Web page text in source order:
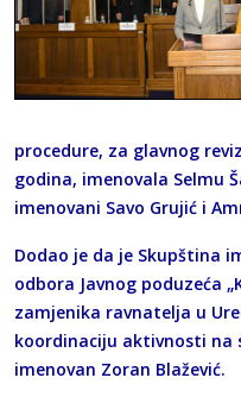
procedure, za glavnog
godina, imenovala Selmu
imenovani Savo Grujić i
Dodao je da je Skupština
odbora Javnog poduzeća
zamjenika ravnatelja u
koordinaciju aktivnosti na
imenovan Zoran Blažević.